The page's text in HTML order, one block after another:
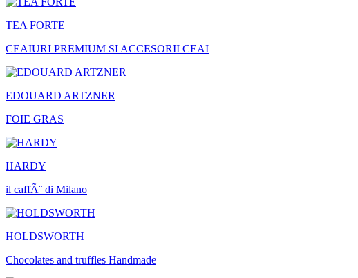
TEA FORTE
CEAIURI PREMIUM SI ACCESORII CEAI
EDOUARD ARTZNER
FOIE GRAS
HARDY
il caffÃ¨ di Milano
HOLDSWORTH
Chocolates and truffles Handmade